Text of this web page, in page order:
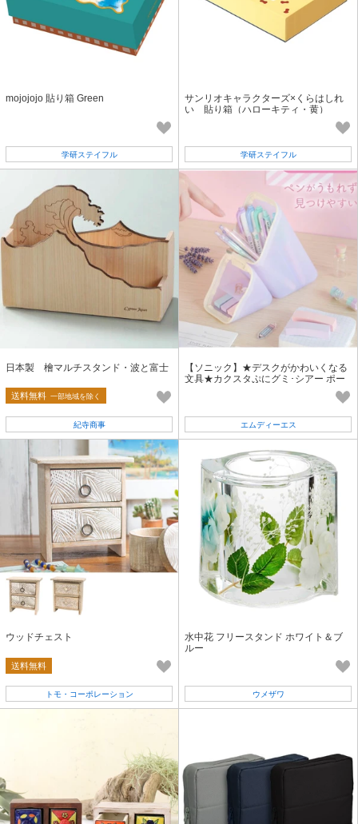
mojojojo 貼り箱 Green
学研ステイフル
サンリオキャラクターズ×くらはしれ
い 貼り箱（ハローキティ・黄）
学研ステイフル
日本製 檜マルチスタンド・波と富士
送料無料 一部地域を除く
紀寺商事
【ソニック】★デスクがかわいくなる
文具★カクスタぷにグミ･シアー ポー
エムディーエス
ウッドチェスト
送料無料
トモ・コーポレーション
水中花 フリースタンド ホワイト＆ブ
ルー
ウメザワ